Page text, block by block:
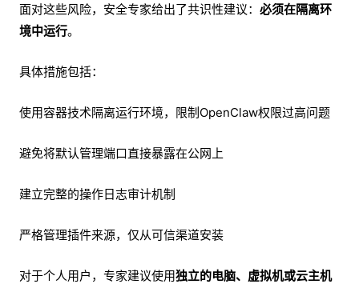
面对这些风险，安全专家给出了共识性建议： 必须在隔离环
境中运行。
具体措施包括：
使用容器技术隔离运行环境，限制OpenClaw权限过高问题
避免将默认管理端口直接暴露在公网上
建立完整的操作日志审计机制
严格管理插件来源，仅从可信渠道安装
对于个人用户，专家建议使用独立的电脑、虚拟机或云主机